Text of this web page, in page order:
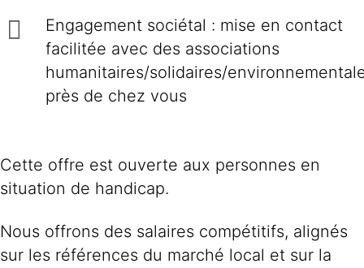
Engagement sociétal : mise en contact
facilitée avec des associations
humanitaires/solidaires/
près de chez vous
Cette offre est ouverte aux personnes en
situation de handicap.
Nous offrons des salaires compétitifs, alignés
sur les références du marché local et sur la